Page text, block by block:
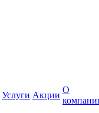
Услуги Акции
О